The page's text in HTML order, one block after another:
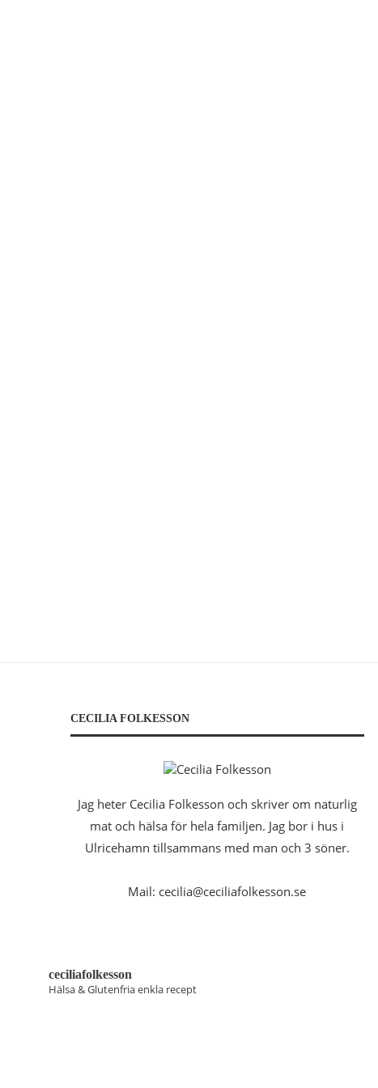
CECILIA FOLKESSON
Jag heter Cecilia Folkesson och skriver om naturlig
mat och hälsa för hela familjen. Jag bor i hus i
Ulricehamn tillsammans med man och 3 söner.
Mail: cecilia@ceciliafolkesson.se
ceciliafolkesson
Hälsa & Glutenfria enkla recept